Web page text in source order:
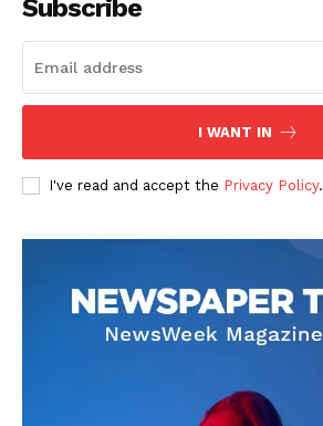
Subscribe
I WANT IN
I've read and accept the Privacy Policy.